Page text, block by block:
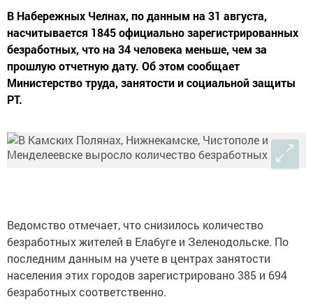
В Набережных Челнах, по данным на 31 августа,
насчитывается 1845 официально зарегистрированных
безработных, что на 34 человека меньше, чем за
прошлую отчетную дату. Об этом сообщает
Министерство труда, занятости и социальной защиты
РТ.
Ведомство отмечает, что снизилось количество
безработных жителей в Елабуге и Зеленодольске. По
последним данным на учете в центрах занятости
населения этих городов зарегистрировано 385 и 694
безработных соответственно.